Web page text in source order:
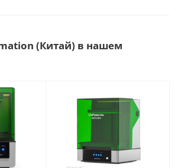
(Китай) в нашем